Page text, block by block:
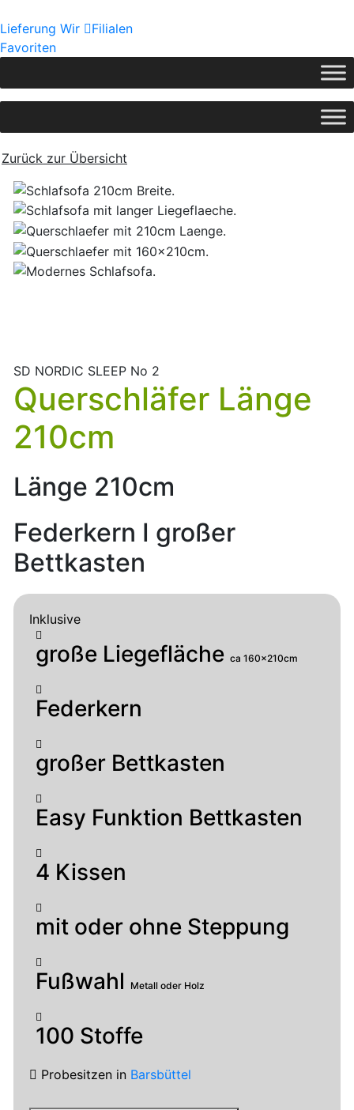
Lieferung Wir
Filialen
Favoriten
Zurück zur Übersicht
SD NORDIC SLEEP No 2
Querschläfer Länge
210cm
Länge 210cm
Federkern I großer
Bettkasten
Inklusive
große Liegefläche ca 160x210cm
Federkern
großer Bettkasten
Easy Funktion Bettkasten
4 Kissen
mit oder ohne Steppung
Fußwahl Metall oder Holz
100 Stoffe
Probesitzen in Barsbüttel